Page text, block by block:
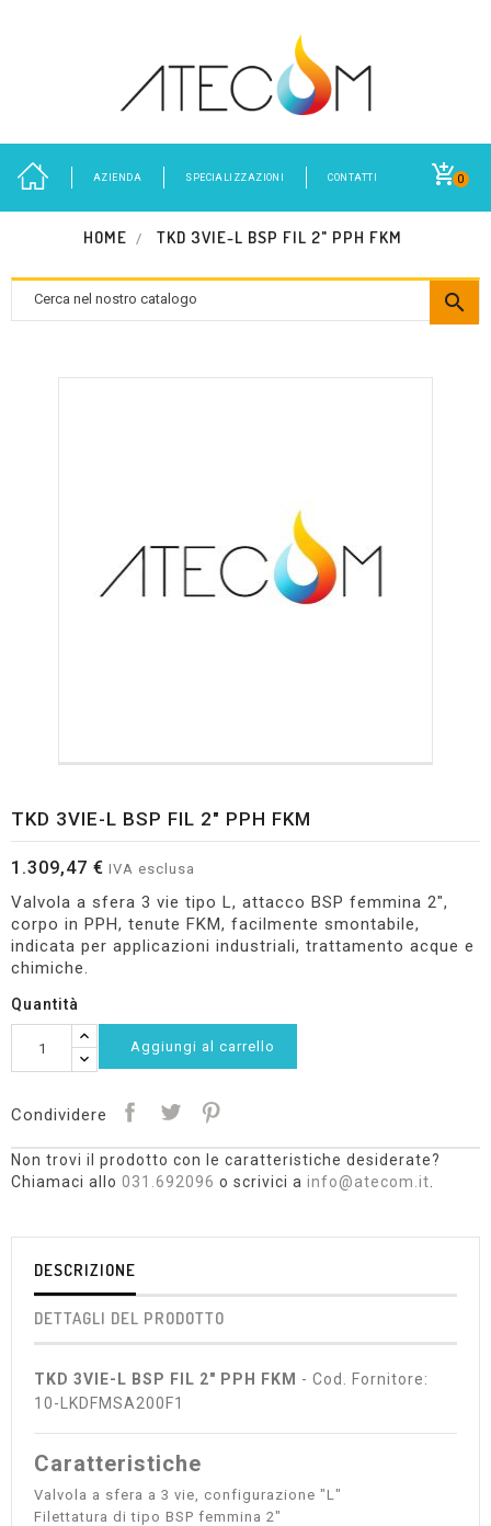
0
AZIENDA SPECIALIZZAZIONI CONTATTI
HOME TKD 3VIE-L BSP FIL 2" PPH FKM

TKD 3VIE-L BSP FIL 2" PPH FKM
1.309,47 € IVA esclusa
Valvola a sfera 3 vie tipo L, attacco BSP femmina 2",
corpo in PPH, tenute FKM, facilmente smontabile,
indicata per applicazioni industriali, trattamento acque e
chimiche.
Quantità
Aggiungi al carrello
Condividere
Non trovi il prodotto con le caratteristiche desiderate?
Chiamaci allo 031.692096 o scrivici a info@atecom.it
DESCRIZIONE
DETTAGLI DEL PRODOTTO
TKD 3VIE-L BSP FIL 2" PPH FKM - Cod. Fornitore:
10-LKDFMSA200F1
Caratteristiche
Valvola a sfera a 3 vie, configurazione "L"
Filettatura di tipo BSP femmina 2"